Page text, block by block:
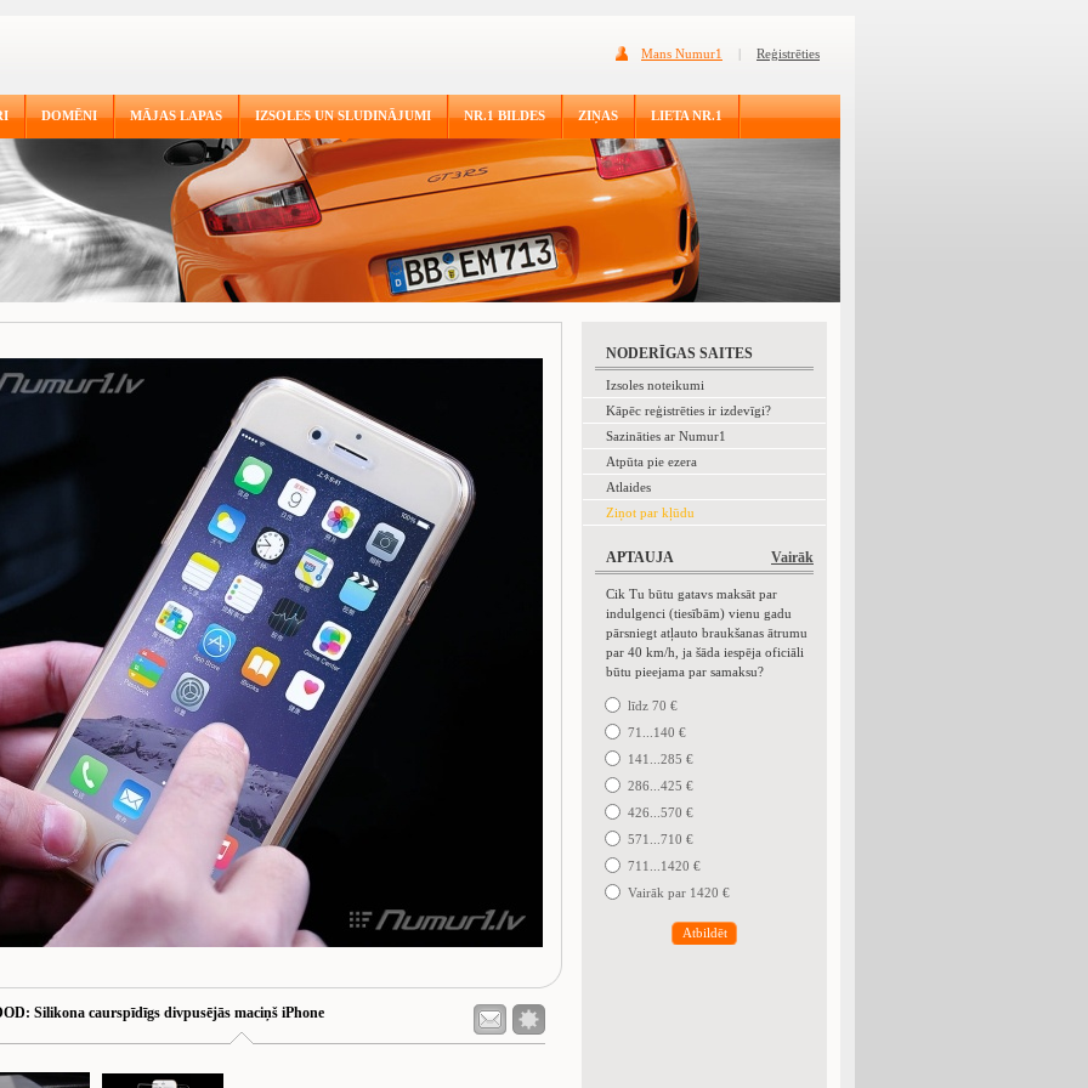
Mans Numur1 | Reģistrēties
DOMĒNI MĀJAS LAPAS IZSOLES UN SLUDINĀJUMI NR.1 BILDES ZIŅAS LIETA NR.1
: Silikona caurspīdīgs divpusējās maciņš iPhone
NODERĪGAS SAITES
Izsoles noteikumi
Kāpēc reģistrēties ir izdevīgi?
Sazināties ar Numur1
Atpūta pie ezera
Atlaides
Ziņot par kļūdu
Vairāk
APTAUJA
Cik Tu būtu gatavs maksāt par
indulgenci (tiesībām) vienu gadu
pārsniegt atļauto braukšanas ātrumu
par 40 km/h, ja šāda iespēja oficiāli
būtu pieejama par samaksu?
līdz 70 €
71...140 €
141...285 €
286...425 €
426...570 €
571...710 €
711...1420 €
Vairāk par 1420 €
Atbildēt